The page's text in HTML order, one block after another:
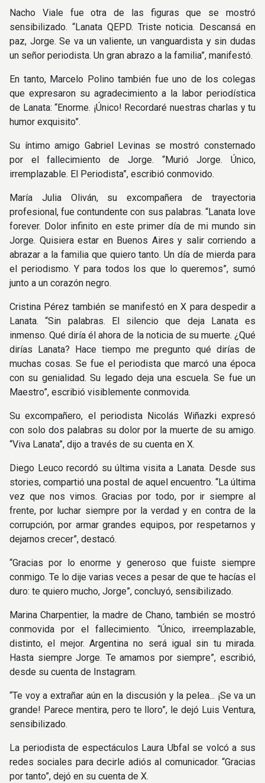
Nacho Viale fue otra de las figuras que se mostró
sensibilizado. “Lanata QEPD. Triste noticia. Descansá en
paz, Jorge. Se va un valiente, un vanguardista y sin dudas
un señor periodista. Un gran abrazo a la familia”, manifestó.
En tanto, Marcelo Polino también fue uno de los colegas
que expresaron su agradecimiento a la labor periodística
de Lanata: “Enorme. ¡Único! Recordaré nuestras charlas y tu
humor exquisito”.
Su íntimo amigo Gabriel Levinas se mostró consternado
por el fallecimiento de Jorge. “Murió Jorge. Único,
irremplazable. El Periodista”, escribió conmovido.
María Julia Oliván, su excompañera de trayectoria
profesional, fue contundente con sus palabras. “Lanata love
forever. Dolor infinito en este primer día de mi mundo sin
Jorge. Quisiera estar en Buenos Aires y salir corriendo a
abrazar a la familia que quiero tanto. Un día de mierda para
el periodismo. Y para todos los que lo queremos”, sumó
junto a un corazón negro.
Cristina Pérez también se manifestó en X para despedir a
Lanata. “Sin palabras. El silencio que deja Lanata es
inmenso. Qué diría él ahora de la noticia de su muerte. ¿Qué
dirías Lanata? Hace tiempo me pregunto qué dirías de
muchas cosas. Se fue el periodista que marcó una época
con su genialidad. Su legado deja una escuela. Se fue un
Maestro”, escribió visiblemente conmovida.
Su excompañero, el periodista Nicolás Wiñazki expresó
con solo dos palabras su dolor por la muerte de su amigo.
“Viva Lanata”, dijo a través de su cuenta en X.
Diego Leuco recordó su última visita a Lanata. Desde sus
stories, compartió una postal de aquel encuentro. “La última
vez que nos vimos. Gracias por todo, por ir siempre al
frente, por luchar siempre por la verdad y en contra de la
corrupción, por armar grandes equipos, por respetarnos y
dejarnos crecer”, destacó.
“Gracias por lo enorme y generoso que fuiste siempre
conmigo. Te lo dije varias veces a pesar de que te hacías el
duro: te quiero mucho, Jorge”, concluyó, sensibilizado.
Marina Charpentier, la madre de Chano, también se mostró
conmovida por el fallecimiento. “Único, irreemplazable,
distinto, el mejor. Argentina no será igual sin tu mirada.
Hasta siempre Jorge. Te amamos por siempre”, escribió,
desde su cuenta de Instagram.
“Te voy a extrañar aún en la discusión y la pelea... ¡Se va un
grande! Parece mentira, pero te lloro”, le dejó Luis Ventura,
sensibilizado.
La periodista de espectáculos Laura Ubfal se volcó a sus
redes sociales para decirle adiós al comunicador. “Gracias
por tanto”, dejó en su cuenta de X.